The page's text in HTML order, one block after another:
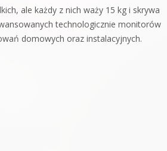
ale każdy z nich waży 15 kg i skrywa
technologicznie monitorów
domowych oraz instalacyjnych.